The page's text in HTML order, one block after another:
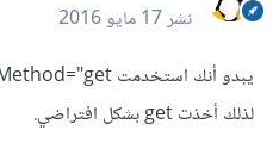
نشر17 مايو 2016
لذلك أخذت get بشكل افتراضي.